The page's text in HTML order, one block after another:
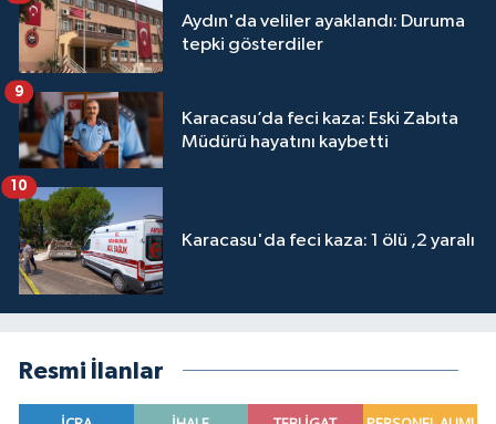
Aydın'da veliler ayaklandı: Duruma
tepki gösterdiler
Karacasu’da feci kaza: Eski Zabıta
Müdürü hayatını kaybetti
9
Karacasu'da feci kaza: 1 ölü ,2 yaralı
10
Resmi İlanlar